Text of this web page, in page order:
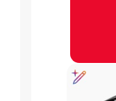
Tabelle